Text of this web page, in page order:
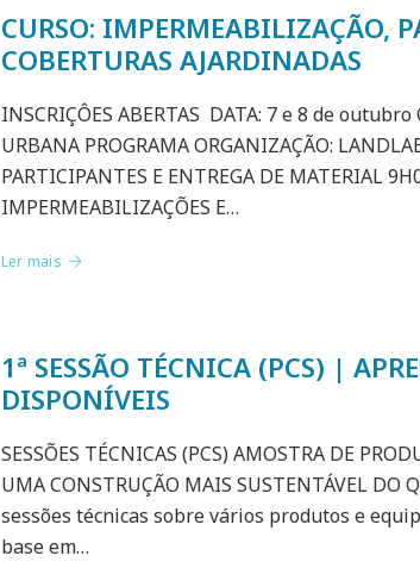
CURSO: IMPERMEABILIZAÇÃO,
COBERTURAS AJARDINADAS
INSCRIÇÔES ABERTAS DATA: 7 e 8 de outubro
URBANA PROGRAMA ORGANIZAÇÃO:
PARTICIPANTES E ENTREGA DE MATERIAL
IMPERMEABILIZAÇÕES E…
Ler mais
1ª SESSÃO TÉCNICA (PCS) |
DISPONÍVEIS
SESSÕES TÉCNICAS (PCS) AMOSTRA DE
UMA CONSTRUÇÃO MAIS SUSTENTÁVEL DO
sessões técnicas sobre vários produtos e
base em…